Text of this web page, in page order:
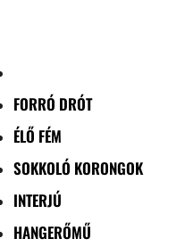
FORRÓ DRÓT
ÉLŐ FÉM
SOKKOLÓ KORONGOK
INTERJÚ
HANGERŐMŰ